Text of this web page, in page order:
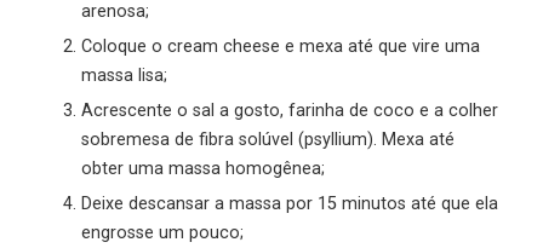
arenosa;
Coloque o cream cheese e mexa até que vire uma
massa lisa;
Acrescente o sal a gosto, farinha de coco e a colher
sobremesa de fibra solúvel (psyllium). Mexa até
obter uma massa homogênea;
Deixe descansar a massa por 15 minutos até que ela
engrosse um pouco;